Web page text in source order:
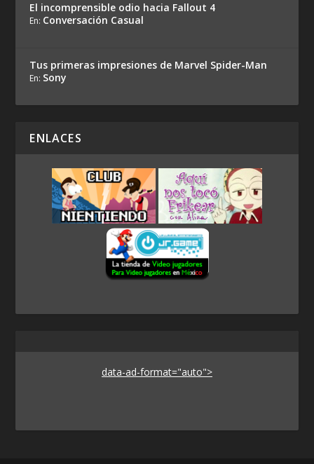
El incomprensible odio hacia Fallout 4
En: Conversación Casual
Tus primeras impresiones de Marvel Spider-Man
En: Sony
ENLACES
data-ad-format="auto">